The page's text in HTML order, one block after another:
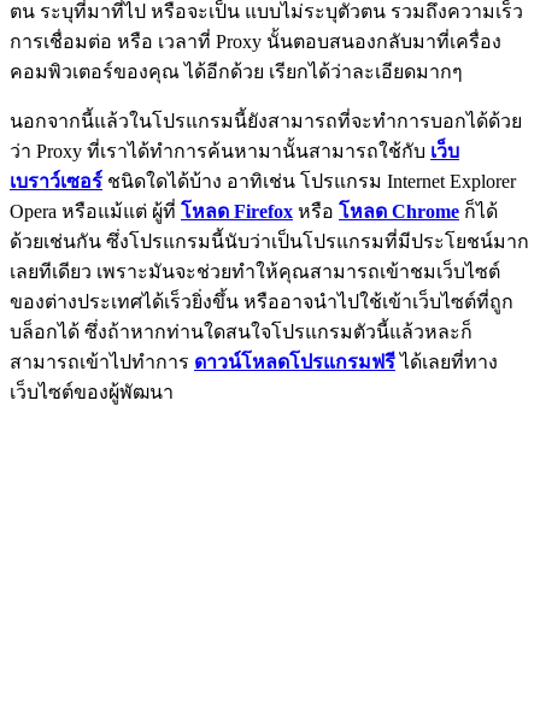
ตน ระบุที่มาที่ไป หรือจะเป็น แบบไม่ระบุตัวตน รวมถึงความเร็ว
การเชื่อมต่อ หรือ เวลาที่ Proxy นั้นตอบสนองกลับมาที่เครื่อง
คอมพิวเตอร์ของคุณ ได้อีกด้วย เรียกได้ว่าละเอียดมากๆ
นอกจากนี้แล้วในโปรแกรมนี้ยังสามารถที่จะทำการบอกได้ด้วย
ว่า Proxy ที่เราได้ทำการค้นหามานั้นสามารถใช้กับ เว็บ
เบราว์เซอร์ ชนิดใดได้บ้าง อาทิเช่น โปรแกรม Internet Explorer
Opera หรือแม้แต่ ผู้ที่ โหลด Firefox หรือ โหลด Chrome ก็ได้
ด้วยเช่นกัน ซึ่งโปรแกรมนี้นับว่าเป็นโปรแกรมที่มีประโยชน์มาก
เลยทีเดียว เพราะมันจะช่วยทำให้คุณสามารถเข้าชมเว็บไซต์
ของต่างประเทศได้เร็วยิ่งขึ้น หรืออาจนำไปใช้เข้าเว็บไซต์ที่ถูก
บล็อกได้ ซึ่งถ้าหากท่านใดสนใจโปรแกรมตัวนี้แล้วหละก็
สามารถเข้าไปทำการ ดาวน์โหลดโปรแกรมฟรีได้เลยที่ทาง
เว็บไซต์ของผู้พัฒนา